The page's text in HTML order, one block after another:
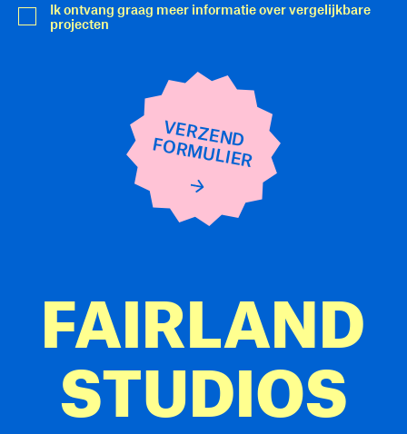
Ik ontvang graag meer informatie over vergelijkbare
projecten
VERZEND
FORMULIER
FAIRLAND
STUDIOS